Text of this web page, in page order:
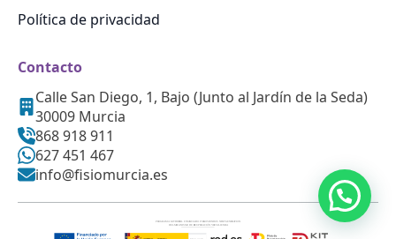
Política de privacidad
Contacto
Calle San Diego, 1, Bajo (Junto al Jardín de la Seda)
30009 Murcia
868 918 911
627 451 467
info@fisiomurcia.es